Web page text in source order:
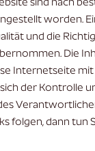
sind nach
worden.
und die
Die
Internetseite
der Kontrolle
folgen, dann tun